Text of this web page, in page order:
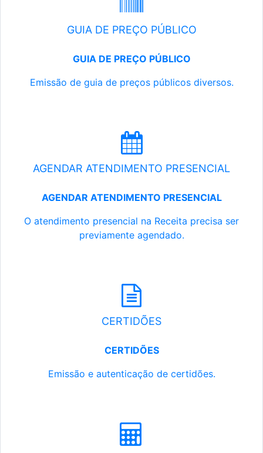
GUIA DE PREÇO PÚBLICO
GUIA DE PREÇO PÚBLICO
Emissão de guia de preços públicos diversos.
AGENDAR ATENDIMENTO PRESENCIAL
AGENDAR ATENDIMENTO PRESENCIAL
O atendimento presencial na Receita precisa ser
previamente agendado.
CERTIDÕES
CERTIDÕES
Emissão e autenticação de certidões.